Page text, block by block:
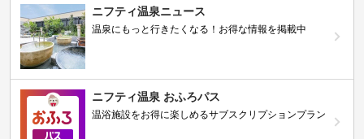
ニフティ温泉ニュース
温泉にもっと行きたくなる！お得な情報を掲載中
ニフティ温泉 おふろパス
温浴施設をお得に楽しめるサブスクリプションプラン